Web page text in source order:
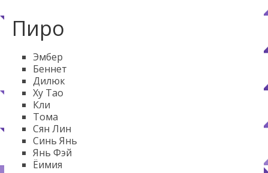
Пиро
Эмбер
Беннет
Дилюк
Ху Тао
Кли
Тома
Сян Лин
Синь Янь
Янь Фэй
Ёимия